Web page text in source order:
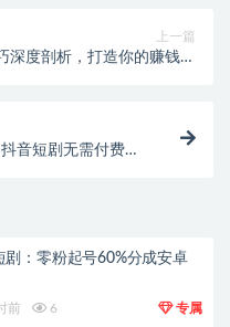
上一篇
深度剖析，打造你的赚钱文
音短剧无需付费还
剧：零粉起号60%分成安卓
前 6 专属